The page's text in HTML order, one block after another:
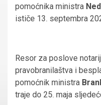
pomoćnika ministra
ističe 13. septembra
Resor za poslove
pravobranilaštva i
pomoćnik ministra
traje do 25. maja